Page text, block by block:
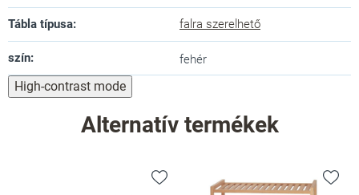
Tábla típusa: falra szerelhető
szín: fehér
High-contrast mode
Alternatív termékek